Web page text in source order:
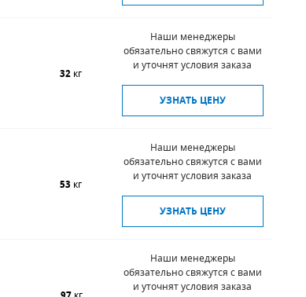
32 кг
Наши менеджеры
обязательно свяжутся с вами
и уточнят условия заказа
УЗНАТЬ ЦЕНУ
53 кг
Наши менеджеры
обязательно свяжутся с вами
и уточнят условия заказа
УЗНАТЬ ЦЕНУ
Наши менеджеры
обязательно свяжутся с вами
и уточнят условия заказа